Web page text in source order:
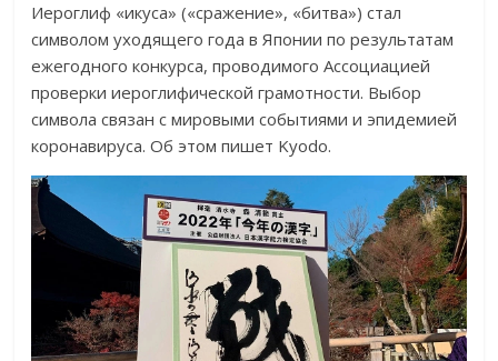
Иероглиф «икуса» («сражение», «битва») стал
символом уходящего года в Японии по результатам
ежегодного конкурса, проводимого Ассоциацией
проверки иероглифической грамотности. Выбор
символа связан с мировыми событиями и эпидемией
коронавируса. Об этом пишет Kyodo.